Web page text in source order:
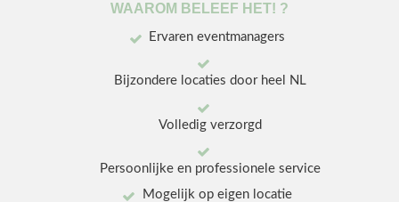
WAAROM BELEEF HET! ?
Ervaren eventmanagers
Bijzondere locaties door heel NL
Volledig verzorgd
Persoonlijke en professionele service
Mogelijk op eigen locatie